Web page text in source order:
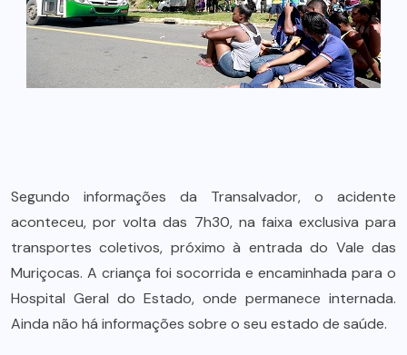
Segundo informações da Transalvador, o acidente
aconteceu, por volta das 7h30, na faixa exclusiva para
transportes coletivos, próximo à entrada do Vale das
Muriçocas. A criança foi socorrida e encaminhada para o
Hospital Geral do Estado, onde permanece internada.
Ainda não há informações sobre o seu estado de saúde.